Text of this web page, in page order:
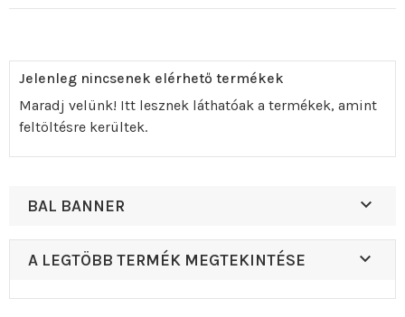
Jelenleg nincsenek elérhető termékek
Maradj velünk! Itt lesznek láthatóak a termékek, amint
feltöltésre kerültek.
BAL BANNER 
A LEGTÖBB TERMÉK MEGTEKINTÉSE 